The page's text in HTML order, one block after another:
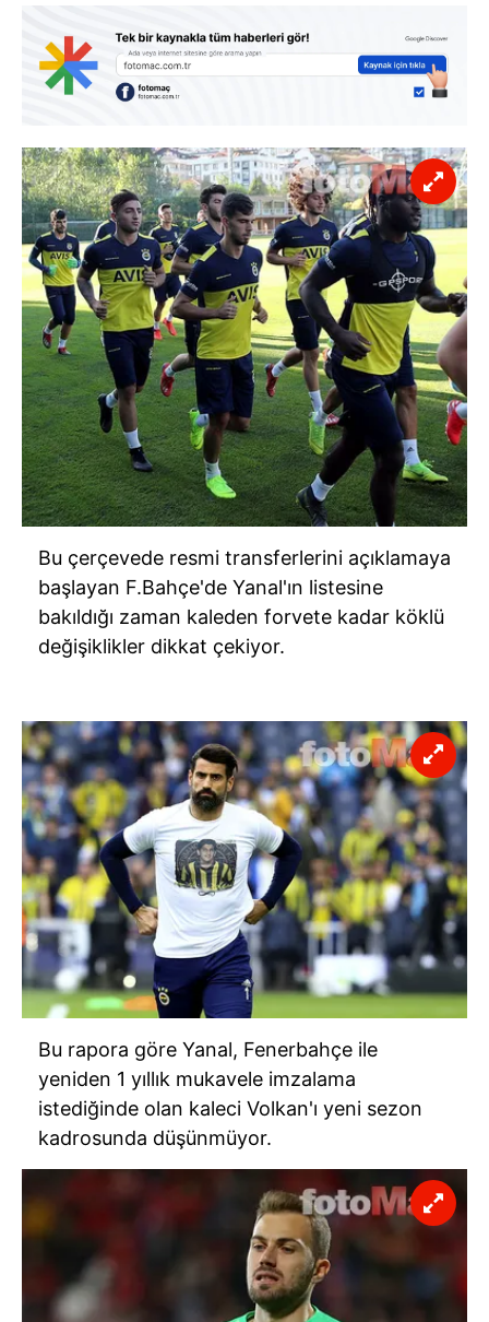
Bu çerçevede resmi transferlerini açıklamaya
başlayan F.Bahçe'de Yanal'ın listesine
bakıldığı zaman kaleden forvete kadar köklü
değişiklikler dikkat çekiyor.
Bu rapora göre Yanal, Fenerbahçe ile
yeniden 1 yıllık mukavele imzalama
istediğinde olan kaleci Volkan'ı yeni sezon
kadrosunda düşünmüyor.